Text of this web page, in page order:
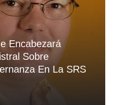
Encabezará
Sobre
En La SRS